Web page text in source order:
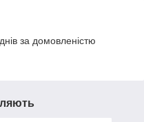
за домовленістю